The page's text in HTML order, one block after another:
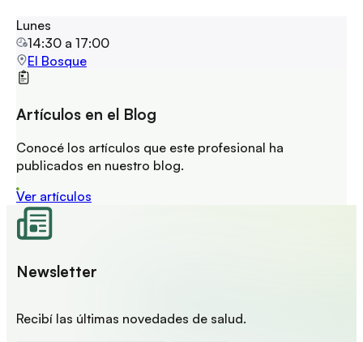
Lunes
14:30 a 17:00
El Bosque
Artículos en el Blog
Conocé los artículos que este profesional ha
publicados en nuestro blog.
Ver artículos
Newsletter
Recibí las últimas novedades de salud.